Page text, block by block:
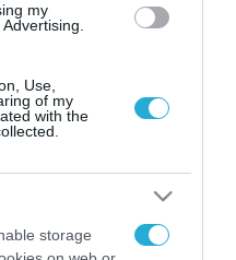
my
Use,
of my
with the
storage